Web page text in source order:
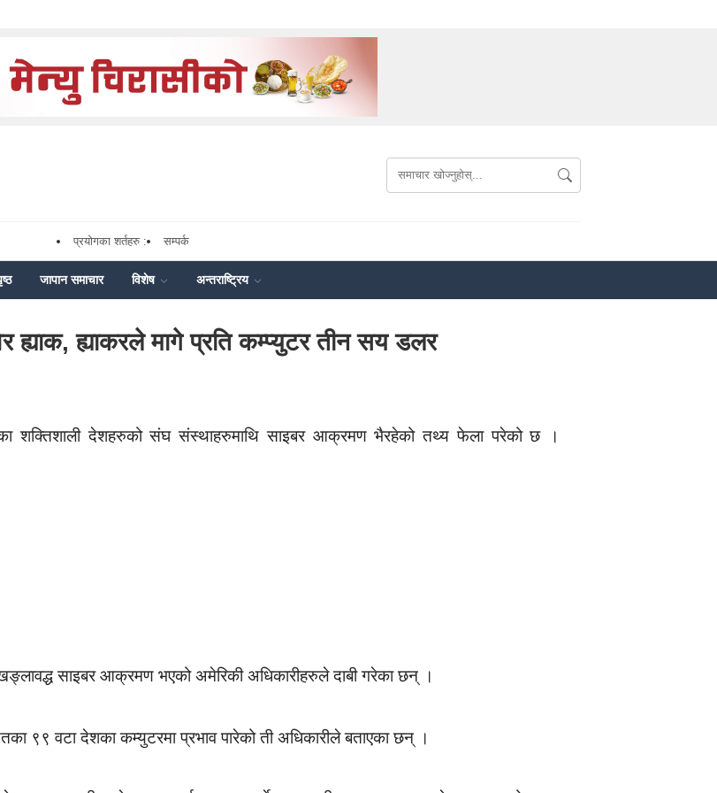
प्रयोगका शर्तहरु : सम्पर्क
जापान समाचार विशेष अन्तराष्ट्रिय
ह्याक, ह्याकरले मागे प्रति कम्प्युटर तीन सय डलर
शक्तिशाली देशहरुको संघ संस्थाहरुमाथि साइबर आक्रमण भैरहेको तथ्य फेला परेको छ ।
साइबर आक्रमण भएको अमेरिकी अधिकारीहरुले दाबी गरेका छन् ।
९९ वटा देशका कम्युटरमा प्रभाव पारेको ती अधिकारीले बताएका छन् ।